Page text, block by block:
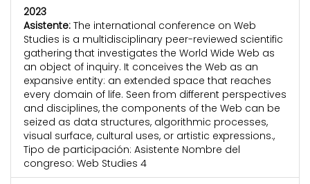
2023
Asistente: The international conference on Web
Studies is a multidisciplinary peer-reviewed scientific
gathering that investigates the World Wide Web as
an object of inquiry. It conceives the Web as an
expansive entity: an extended space that reaches
every domain of life. Seen from different perspectives
and disciplines, the components of the Web can be
seized as data structures, algorithmic processes,
visual surface, cultural uses, or artistic expressions.,
Tipo de participación: Asistente Nombre del
congreso: Web Studies 4